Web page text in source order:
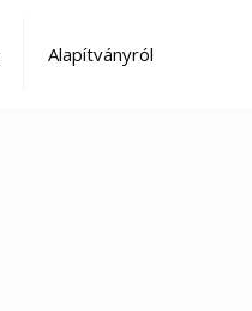
Alapítványról